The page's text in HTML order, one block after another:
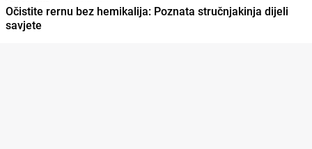
Očistite rernu bez hemikalija: Poznata stručnjakinja dijeli
savjete